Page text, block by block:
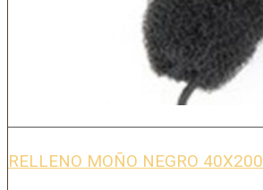
RELLENO MOÑO NEGRO 40X200